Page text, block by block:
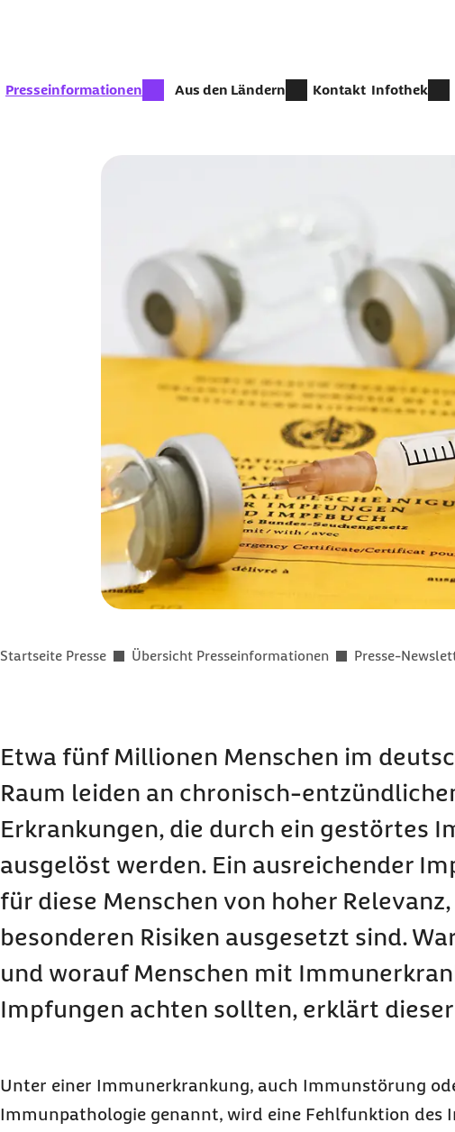
zur Zeit aktiv:
Presseinformationen Aus den Ländern Kontakt Infothek
Sie befinden sich hier:
Startseite Presse Übersicht Presseinformationen Presse-
Etwa fünf Millionen Menschen im
Raum leiden an chronisch-
Erkrankungen, die durch ein gestörtes
ausgelöst werden. Ein ausreichender
für diese Menschen von hoher Relevanz,
besonderen Risiken ausgesetzt sind.
und worauf Menschen mit
Impfungen achten sollten, erklärt
Unter einer Immunerkrankung, auch Immunstörung
Immunpathologie genannt, wird eine Fehlfunktion des